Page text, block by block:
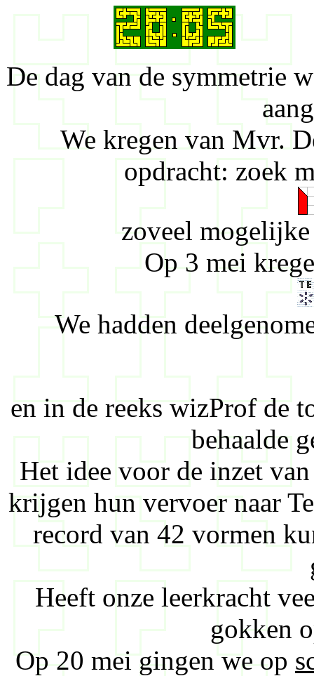
De dag van de symmetrie
We kregen van Mvr.
opdracht: zoek
zoveel
Op 3 mei
We hadden
en in de reeks wizProf de
behaalde
Het idee voor de inzet
krijgen hun vervoer naar
record van 42 vormen
Heeft onze leerkracht
gokken
Op 20 mei gingen we op